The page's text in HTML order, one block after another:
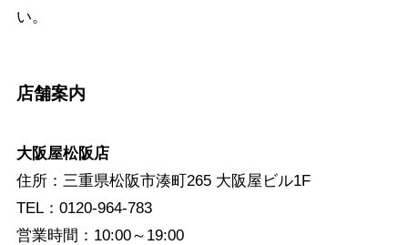
い。
店舗案内
大阪屋松阪店
住所：三重県松阪市湊町265 大阪屋ビル1F
TEL：0120-964-783
営業時間：10:00～19:00